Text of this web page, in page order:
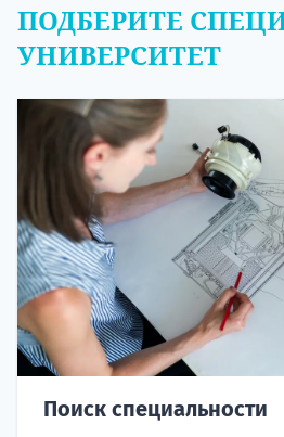
ПОДБЕРИТЕ
УНИВЕРСИТЕТ
Поиск специальности